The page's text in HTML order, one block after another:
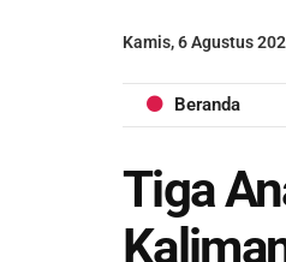
Kamis, 6 Agustus
Beranda
Tiga